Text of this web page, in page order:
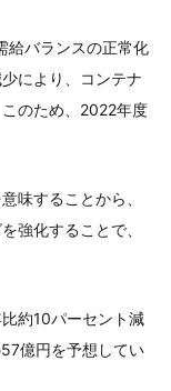
給バランスの正常化
により、コンテナ
のため、2022年度
味することから、
強化することで、
約10パーセント減
億円を予想してい